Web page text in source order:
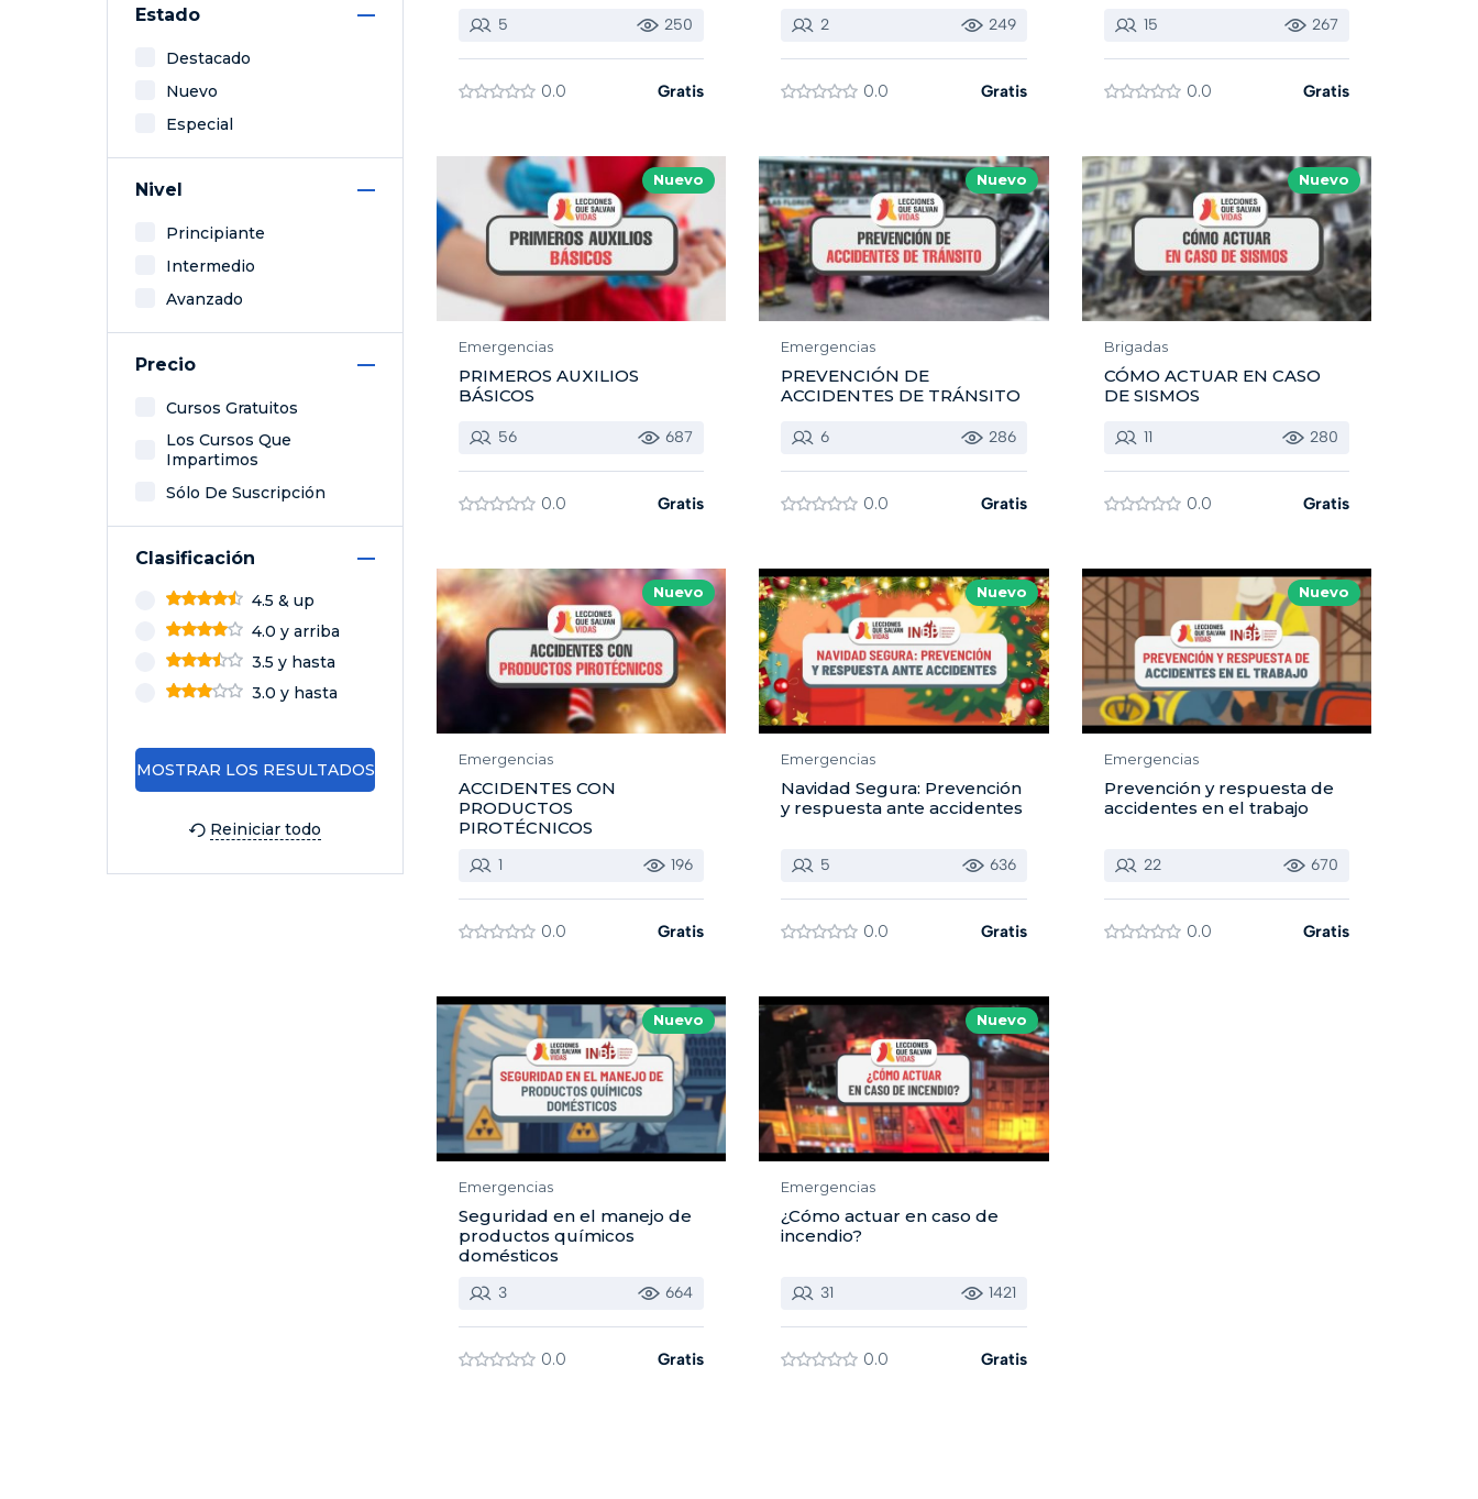
Estado
Destacado
Nuevo
Especial
Nivel
Principiante
Intermedio
Avanzado
Precio
Cursos Gratuitos
Los Cursos Que
Impartimos
Sólo De Suscripción
Clasificación
4.5 & up
4.0 y arriba
3.5 y hasta
3.0 y hasta
Reiniciar todo
5 250
0.0 Gratis
2 249
0.0 Gratis
15 267
0.0 Gratis
Nuevo
Emergencias
PRIMEROS AUXILIOS
BÁSICOS
56 687
0.0 Gratis
Nuevo
Emergencias
PREVENCIÓN DE
ACCIDENTES DE TRÁNSITO
6 286
0.0 Gratis
Nuevo
Brigadas
CÓMO ACTUAR EN CASO
DE SISMOS
11 280
0.0 Gratis
Nuevo
Emergencias
ACCIDENTES CON
PRODUCTOS
PIROTÉCNICOS
1 196
0.0 Gratis
Nuevo
Emergencias
Navidad Segura: Prevención
y respuesta ante accidentes
5 636
0.0 Gratis
Nuevo
Emergencias
Prevención y respuesta de
accidentes en el trabajo
22 670
0.0 Gratis
Nuevo
Emergencias
Seguridad en el manejo de
productos químicos
domésticos
3 664
0.0 Gratis
Nuevo
Emergencias
¿Cómo actuar en caso de
incendio?
31 1421
0.0 Gratis